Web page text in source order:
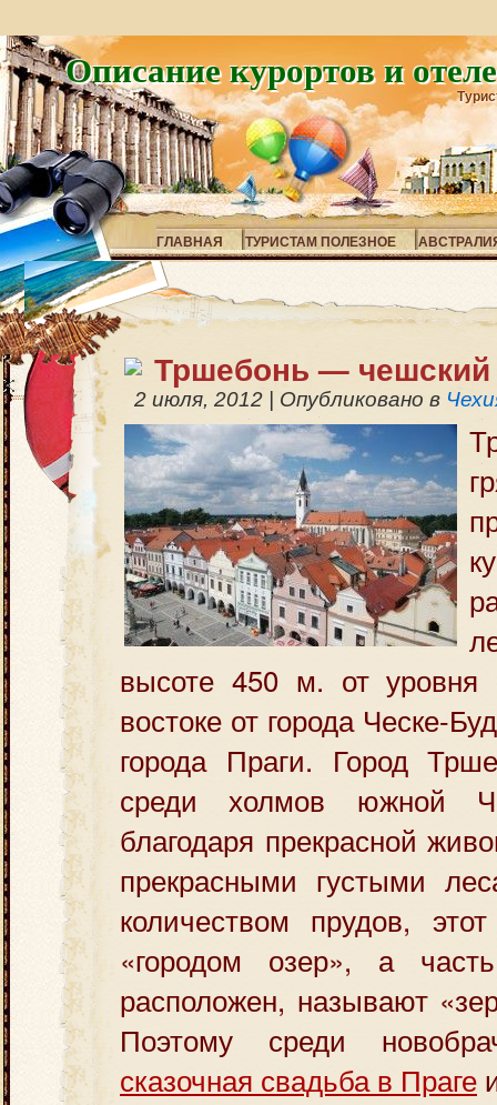
Описание курортов и
ГЛАВНАЯ ТУРИСТАМ ПОЛЕЗНОЕ
Тршебонь — чешский
2 июля, 2012 Опубликовано в
высоте 450 м. от уровня
востоке от города Ческе-
города Праги. Город
средихолмов южной
благодаря прекрасной
прекрасными густыми
количеством прудов,
«городом озер», а
расположен, называют
Поэтому среди
сказочная свадьба в Праге